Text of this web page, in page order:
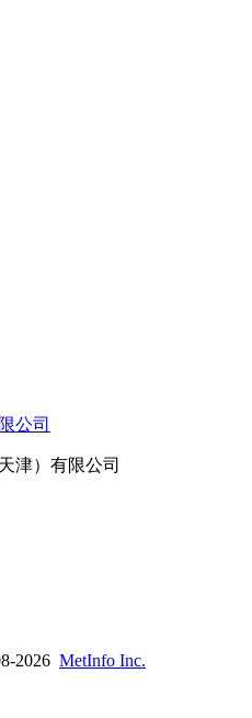
津）有限公司
2026 MetInfo Inc.